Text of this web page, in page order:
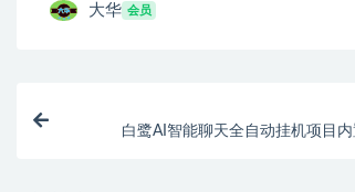
大华 会员
白鹭AI智能聊天全自动挂机项目